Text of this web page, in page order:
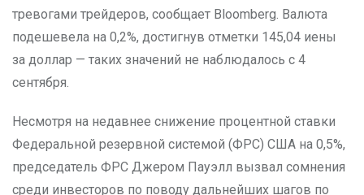
тревогами трейдеров, сообщает Bloomberg. Валюта
подешевела на 0,2%, достигнув отметки 145,04 иены
за доллар — таких значений не наблюдалось с 4
сентября.
Несмотря на недавнее снижение процентной ставки
Федеральной резервной системой (ФРС) США на 0,5%,
председатель ФРС Джером Пауэлл вызвал сомнения
среди инвесторов по поводу дальнейших шагов по